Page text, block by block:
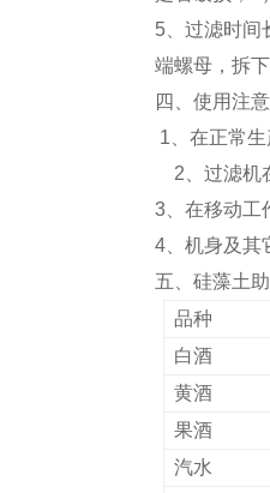
5、过滤时间
端螺母，拆
四、使用注
1、在正常
2、过滤机
3、在移动工
4、机身及其
五、硅藻土
品种
白酒
黄酒
果酒
汽水